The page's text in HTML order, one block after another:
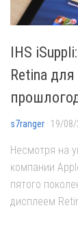
IHS
Retina
s7ranger · 19/
Несмотря на
компании
пятого
дисплеем